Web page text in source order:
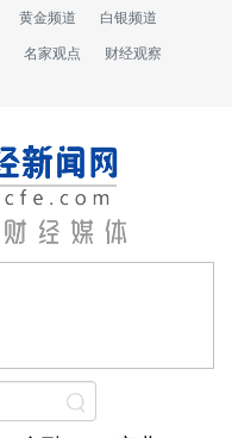
黄金频道 白银频道
名家观点 财经观察